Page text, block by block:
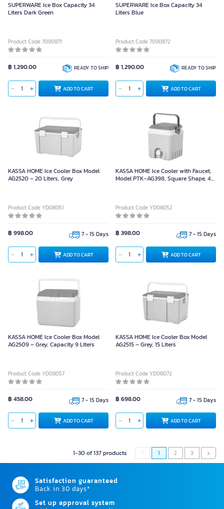
SUPERWARE Ice Box Capacity 34
Liters Dark Green
Product Code 7090871
฿ 1,290.00 READY TO SHIP
ADD TO CART
SUPERWARE Ice Box Capacity 34
Liters Blue
Product Code 7090872
฿ 1,290.00 READY TO SHIP
ADD TO CART
KASSA HOME Ice Cooler Box Model
AG2520 – 20 Liters, Grey
Product Code YD08051
฿ 998.00 7 - 15 Days
ADD TO CART
KASSA HOME Ice Cooler with Faucet,
Model PTK-AG398, Square Shape, 4-
Product Code YD08052
฿ 398.00 7 - 15 Days
ADD TO CART
KASSA HOME Ice Cooler Box Model
AG2509 – Grey, Capacity 9 Liters
Product Code YD08057
฿ 458.00 7 - 15 Days
ADD TO CART
KASSA HOME Ice Cooler Box Model
AG2515 – Grey, 15 Liters
Product Code YD08072
฿ 698.00 7 - 15 Days
ADD TO CART
1-30 of 137 products 1 2 3
Satisfaction guaranteed
Back in 30 days*
Set up approval system